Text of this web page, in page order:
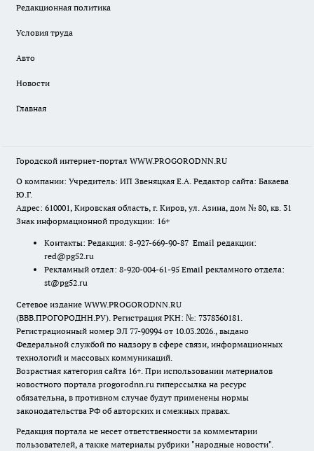
Редакционная политика
Условия труда
Авто
Новости
Главная
Городской интернет-портал WWW.PROGORODNN.RU
О компании: Учредитель: ИП Звеняцкая Е.А. Редактор сайта: Бакаева
Ю.Г.
Адрес: 610001, Кировская область, г. Киров, ул. Азина, дом № 80, кв. 31
Знак информационной продукции: 16+
Контакты: Редакция: 8-927-669-90-87 Email редакции:
red@pg52.ru
Рекламный отдел: 8-920-004-61-95 Email рекламного отдела:
st@pg52.ru
Сетевое издание WWW.PROGORODNN.RU
(ВВВ.ПРОГОРОДНН.РУ). Регистрация РКН: №: 7378360181.
Регистрационный номер ЭЛ 77-90994 от 10.03.2026., выдано
Федеральной службой по надзору в сфере связи, информационных
технологий и массовых коммуникаций.
Возрастная категория сайта 16+. При использовании материалов
новостного портала progorodnn.ru гиперссылка на ресурс
обязательна, в противном случае будут применены нормы
законодательства РФ об авторских и смежных правах.
Редакция портала не несет ответственности за комментарии
пользователей, а также материалы рубрики "народные новости".